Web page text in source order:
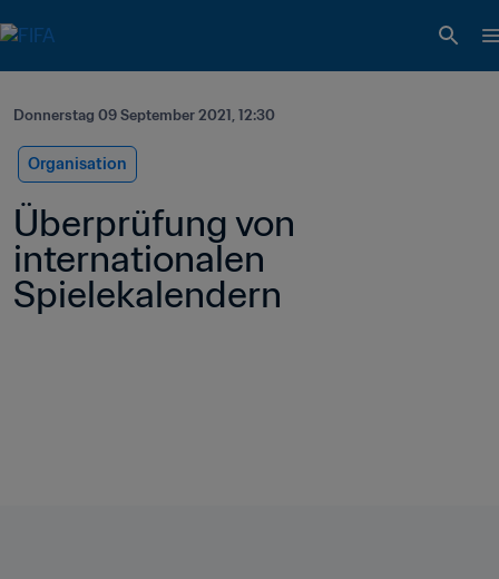
Donnerstag 09 September 2021, 12:30
Organisation
Überprüfung von
internationalen
Spielekalendern